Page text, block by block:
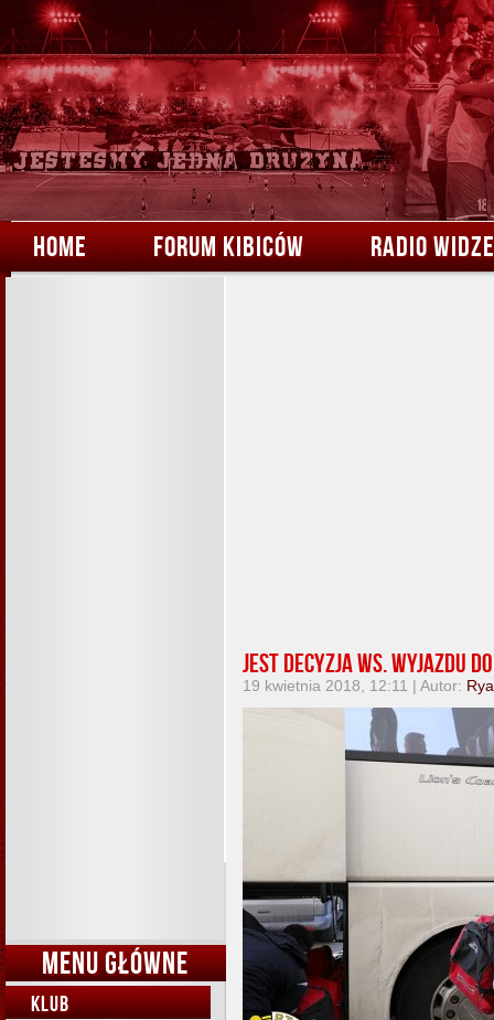
HOME FORUM KIBICÓW RADIO
MENU GŁÓWNE
KLUB
Jest decyzja ws. wyjazdu
19 kwietnia 2018, 12:11 | Autor: